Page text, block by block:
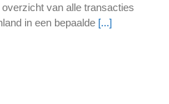
van alle transacties
in een bepaalde [...]